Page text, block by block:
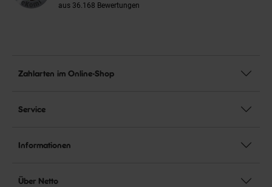
aus 36.168 Bewertungen
Zahlarten im Online-Shop
Service
Informationen
Über Netto